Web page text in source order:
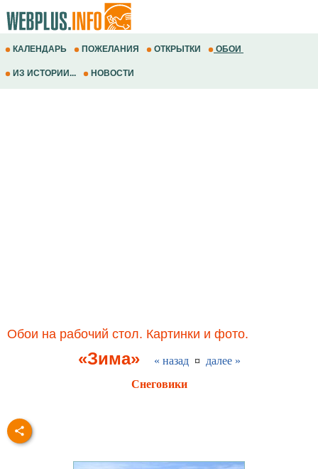
КАЛЕНДАРЬ ПОЖЕЛАНИЯ ОТКРЫТКИ ОБОИ
ИЗ ИСТОРИИ... НОВОСТИ
Обои на рабочий стол. Картинки и фото.
«Зима» « назад¤ далее »
Снеговики